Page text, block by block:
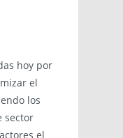
hoy por
el
los
sector
el